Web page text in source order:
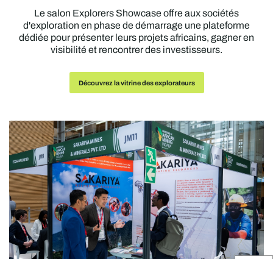
Le salon Explorers Showcase offre aux sociétés
d'exploration en phase de démarrage une plateforme
dédiée pour présenter leurs projets africains, gagner en
visibilité et rencontrer des investisseurs.
Découvrez la vitrine des explorateurs